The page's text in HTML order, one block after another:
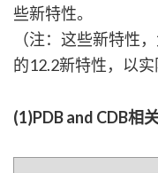
些新特性。
（注：这些新特性
的12.2新特性，以实
(1)PDB and CDB相关